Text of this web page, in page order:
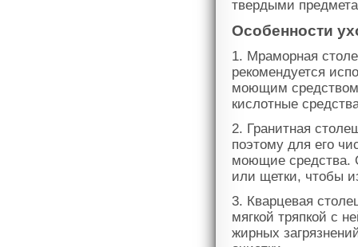
твердыми
Особенности
1. Мраморная
рекомендуется
моющим
кислотные
2. Гранитная
поэтому для его
моющие средства.
или щетки, чтобы
3. Кварцевая
мягкой тряпкой с
жирных